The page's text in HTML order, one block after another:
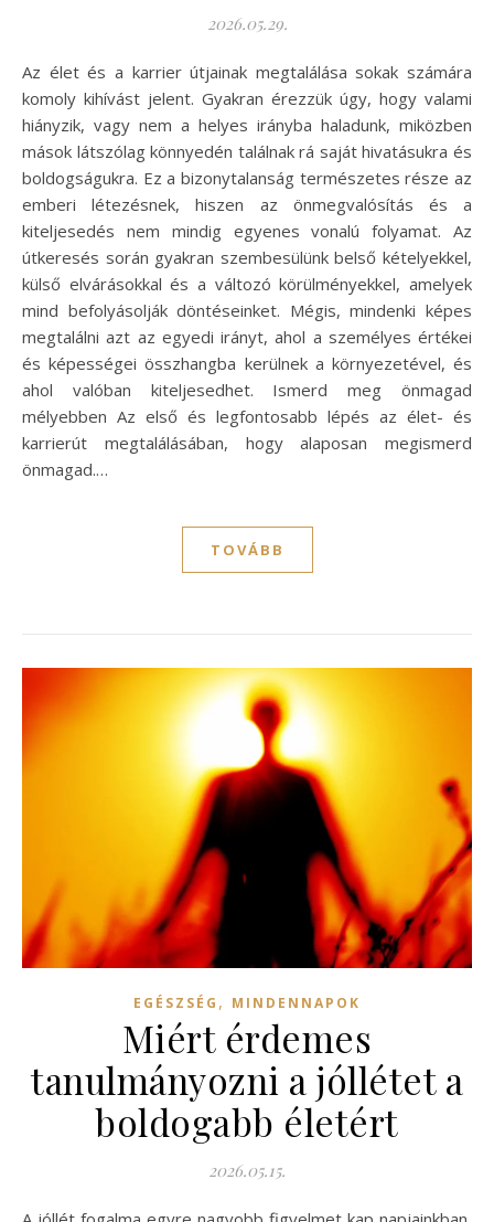
2026.05.29.
Az élet és a karrier útjainak megtalálása sokak számára
komoly kihívást jelent. Gyakran érezzük úgy, hogy valami
hiányzik, vagy nem a helyes irányba haladunk, miközben
mások látszólag könnyedén találnak rá saját hivatásukra és
boldogságukra. Ez a bizonytalanság természetes része az
emberi létezésnek, hiszen az önmegvalósítás és a
kiteljesedés nem mindig egyenes vonalú folyamat. Az
útkeresés során gyakran szembesülünk belső kételyekkel,
külső elvárásokkal és a változó körülményekkel, amelyek
mind befolyásolják döntéseinket. Mégis, mindenki képes
megtalálni azt az egyedi irányt, ahol a személyes értékei
és képességei összhangba kerülnek a környezetével, és
ahol valóban kiteljesedhet. Ismerd meg önmagad
mélyebben Az első és legfontosabb lépés az élet- és
karrierút megtalálásában, hogy alaposan megismerd
önmagad.…
TOVÁBB
EGÉSZSÉG , MINDENNAPOK
Miért érdemes
tanulmányozni a jóllétet a
boldogabb életért
2026.05.15.